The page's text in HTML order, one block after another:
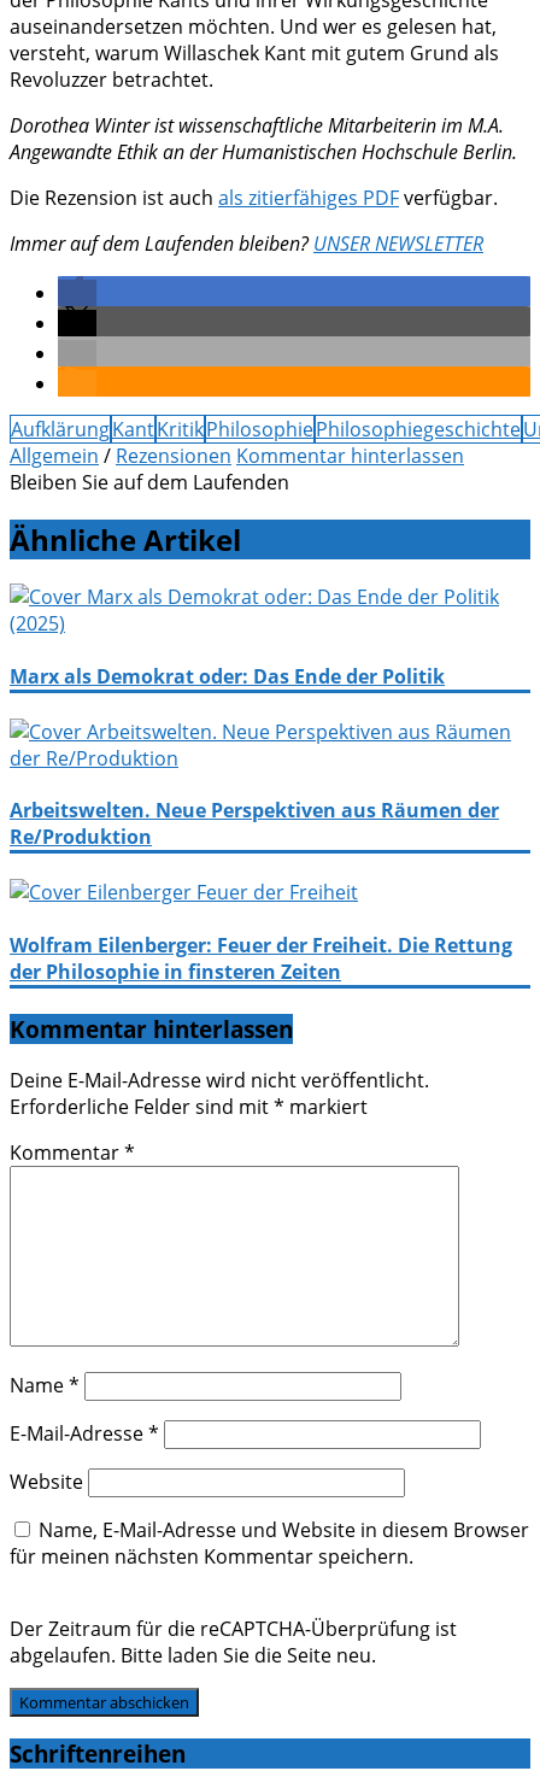
auseinandersetzen möchten. Und wer es gelesen hat,
versteht, warum Willaschek Kant mit gutem Grund als
Revoluzzer betrachtet.
Dorothea Winter ist wissenschaftliche Mitarbeiterin im M.A.
Angewandte Ethik an der Humanistischen Hochschule Berlin.
Die Rezension ist auch als zitierfähiges PDFverfügbar.
Immer auf dem Laufenden bleiben?UNSER NEWSLETTER
AufklärungKantKritikPhilosophiePhilosophiegeschichte
Allgemein / Rezensionen Kommentar hinterlassen
Bleiben Sie auf dem Laufenden
Ähnliche Artikel
Marx als Demokrat oder: Das Ende der Politik
Arbeitswelten. Neue Perspektiven aus Räumen der
Re/Produktion
Wolfram Eilenberger: Feuer der Freiheit. Die Rettung
der Philosophie in finsteren Zeiten
Kommentar hinterlassen
Deine E-Mail-Adresse wird nicht veröffentlicht.
Erforderliche Felder sind mit* markiert
Kommentar*
Name*
E-Mail-Adresse*
Website
Name, E-Mail-Adresse und Website in diesem Browser
für meinen nächsten Kommentar speichern.
Der Zeitraum für die reCAPTCHA-Überprüfung ist
abgelaufen. Bitte laden Sie die Seite neu.
Schriftenreihen